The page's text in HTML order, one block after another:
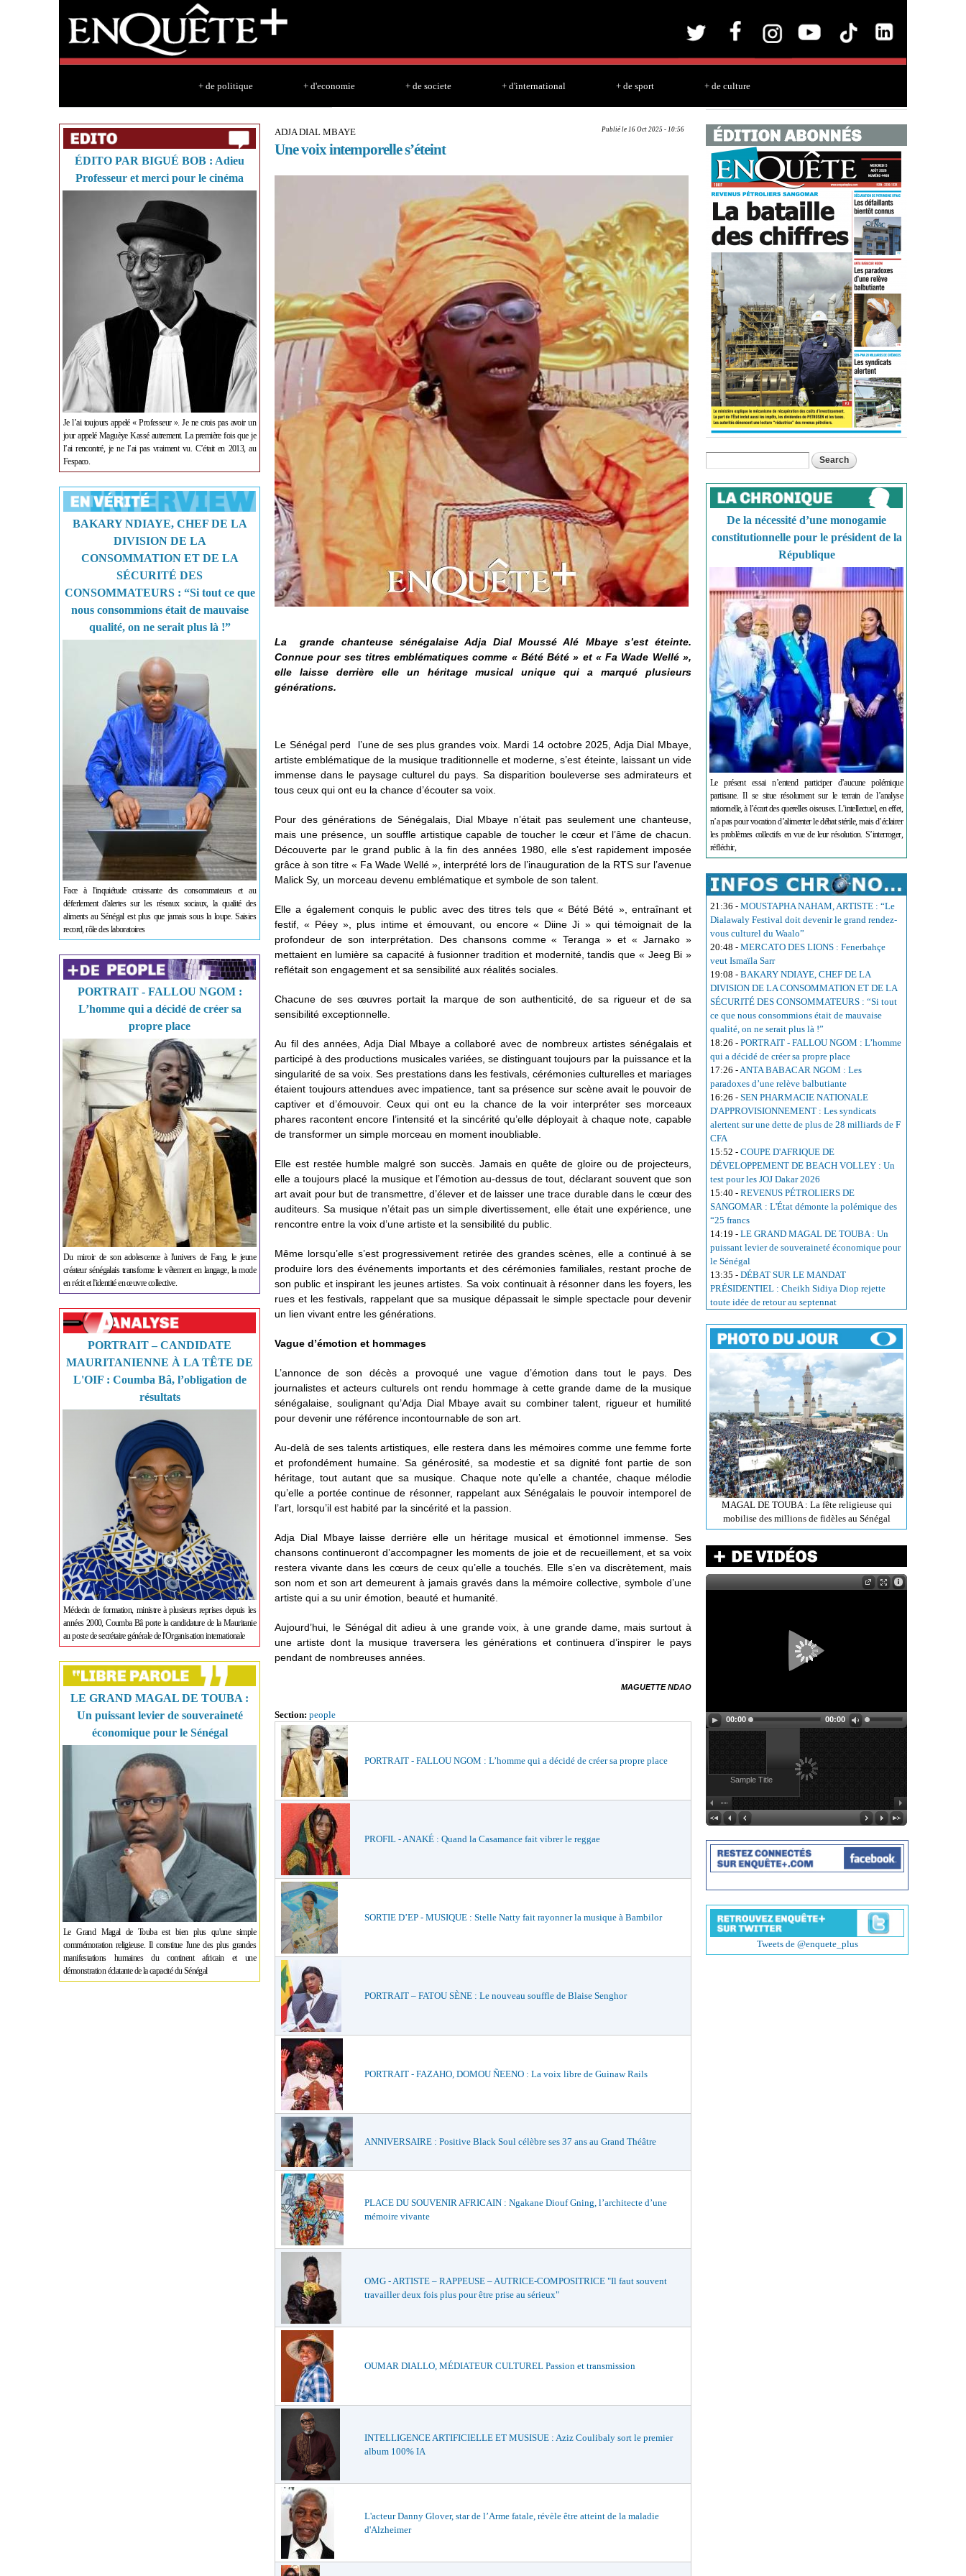
+ de politique + d'economie + de societe + d'international + de sport + de culture
ÉDITO PAR BIGUÉ BOB : Adieu
Professeur et merci pour le cinéma
Je l’ai toujours appelé « Professeur ». Je ne crois pas avoir un
jour appelé Maguèye Kassé autrement. La première fois que je
l’ai rencontré, je ne l’ai pas vraiment vu. C’était en 2013, au
Fespaco.
BAKARY NDIAYE, CHEF DE LA
DIVISION DE LA
CONSOMMATION ET DE LA
SÉCURITÉ DES
CONSOMMATEURS : “Si tout ce que
nous consommions était de mauvaise
qualité, on ne serait plus là !”
Face à l'inquiétude croissante des consommateurs et au
déferlement d'alertes sur les réseaux sociaux, la qualité des
aliments au Sénégal est plus que jamais sous la loupe. Saisies
record, rôle des laboratoires
PORTRAIT - FALLOU NGOM :
L’homme qui a décidé de créer sa
propre place
Du miroir de son adolescence à l'univers de Fang, le jeune
créateur sénégalais transforme le vêtement en langage, la mode
en récit et l'identité en œuvre collective.
PORTRAIT – CANDIDATE
MAURITANIENNE À LA TÊTE DE
L'OIF : Coumba Bâ, l’obligation de
résultats
Médecin de formation, ministre à plusieurs reprises depuis les
années 2000, Coumba Bâ porte la candidature de la Mauritanie
au poste de secrétaire générale de l'Organisation internationale
LE GRAND MAGAL DE TOUBA :
Un puissant levier de souveraineté
économique pour le Sénégal
Le Grand Magal de Touba est bien plus qu'une simple
commémoration religieuse. Il constitue l'une des plus grandes
manifestations humaines du continent africain et une
démonstration éclatante de la capacité du Sénégal
Publié le 16 Oct 2025 - 10:56
ADJA DIAL MBAYE
Une voix intemporelle s’éteint
La grande chanteuse sénégalaise Adja Dial Moussé Alé Mbaye s’est éteinte.
Connue pour ses titres emblématiques comme « Bété Bété » et « Fa Wade Wellé »,
elle laisse derrière elle un héritage musical unique qui a marqué plusieurs
générations.
Le Sénégal perd l’une de ses plus grandes voix. Mardi 14 octobre 2025, Adja Dial Mbaye,
artiste emblématique de la musique traditionnelle et moderne, s’est éteinte, laissant un vide
immense dans le paysage culturel du pays. Sa disparition bouleverse ses admirateurs et
tous ceux qui ont eu la chance d’écouter sa voix.
Pour des générations de Sénégalais, Dial Mbaye n’était pas seulement une chanteuse,
mais une présence, un souffle artistique capable de toucher le cœur et l’âme de chacun.
Découverte par le grand public à la fin des années 1980, elle s’est rapidement imposée
grâce à son titre « Fa Wade Wellé », interprété lors de l’inauguration de la RTS sur l’avenue
Malick Sy, un morceau devenu emblématique et symbole de son talent.
Elle a également conquis le public avec des titres tels que « Bété Bété », entraînant et
festif, « Péey », plus intime et émouvant, ou encore « Diine Ji » qui témoignait de la
profondeur de son interprétation. Des chansons comme « Teranga » et « Jarnako »
mettaient en lumière sa capacité à fusionner tradition et modernité, tandis que « Jeeg Bi »
reflétait son engagement et sa sensibilité aux réalités sociales.
Chacune de ses œuvres portait la marque de son authenticité, de sa rigueur et de sa
sensibilité exceptionnelle.
Au fil des années, Adja Dial Mbaye a collaboré avec de nombreux artistes sénégalais et
participé à des productions musicales variées, se distinguant toujours par la puissance et la
singularité de sa voix. Ses prestations dans les festivals, cérémonies culturelles et mariages
étaient toujours attendues avec impatience, tant sa présence sur scène avait le pouvoir de
captiver et d’émouvoir. Ceux qui ont eu la chance de la voir interpréter ses morceaux
phares racontent encore l’intensité et la sincérité qu’elle déployait à chaque note, capable
de transformer un simple morceau en moment inoubliable.
Elle est restée humble malgré son succès. Jamais en quête de gloire ou de projecteurs,
elle a toujours placé la musique et l’émotion au-dessus de tout, déclarant souvent que son
art avait pour but de transmettre, d’élever et de laisser une trace durable dans le cœur des
auditeurs. Sa musique n’était pas un simple divertissement, elle était une expérience, une
rencontre entre la voix d’une artiste et la sensibilité du public.
Même lorsqu’elle s’est progressivement retirée des grandes scènes, elle a continué à se
produire lors des événements importants et des cérémonies familiales, restant proche de
son public et inspirant les jeunes artistes. Sa voix continuait à résonner dans les foyers, les
rues et les festivals, rappelant que sa musique dépassait le simple spectacle pour devenir
un lien vivant entre les générations.
Vague d’émotion et hommages
L’annonce de son décès a provoqué une vague d’émotion dans tout le pays. Des
journalistes et acteurs culturels ont rendu hommage à cette grande dame de la musique
sénégalaise, soulignant qu’Adja Dial Mbaye avait su combiner talent, rigueur et humilité
pour devenir une référence incontournable de son art.
Au-delà de ses talents artistiques, elle restera dans les mémoires comme une femme forte
et profondément humaine. Sa générosité, sa modestie et sa dignité font partie de son
héritage, tout autant que sa musique. Chaque note qu’elle a chantée, chaque mélodie
qu’elle a portée continue de résonner, rappelant aux Sénégalais le pouvoir intemporel de
l’art, lorsqu’il est habité par la sincérité et la passion.
Adja Dial Mbaye laisse derrière elle un héritage musical et émotionnel immense. Ses
chansons continueront d’accompagner les moments de joie et de recueillement, et sa voix
restera vivante dans les cœurs de ceux qu’elle a touchés. Elle s’en va discrètement, mais
son nom et son art demeurent à jamais gravés dans la mémoire collective, symbole d’une
artiste qui a su unir émotion, beauté et humanité.
Aujourd’hui, le Sénégal dit adieu à une grande voix, à une grande dame, mais surtout à
une artiste dont la musique traversera les générations et continuera d’inspirer le pays
pendant de nombreuses années.
MAGUETTE NDAO
Section: people
PORTRAIT - FALLOU NGOM : L’homme qui a décidé de créer sa propre place
PROFIL - ANAKÉ : Quand la Casamance fait vibrer le reggae
SORTIE D’EP - MUSIQUE : Stelle Natty fait rayonner la musique à Bambilor
PORTRAIT – FATOU SÈNE : Le nouveau souffle de Blaise Senghor
PORTRAIT - FAZAHO, DOMOU ÑEENO : La voix libre de Guinaw Rails
ANNIVERSAIRE : Positive Black Soul célèbre ses 37 ans au Grand Théâtre
PLACE DU SOUVENIR AFRICAIN : Ngakane Diouf Gning, l’architecte d’une
mémoire vivante
OMG - ARTISTE – RAPPEUSE – AUTRICE-COMPOSITRICE "Il faut souvent
travailler deux fois plus pour être prise au sérieux"
OUMAR DIALLO, MÉDIATEUR CULTUREL Passion et transmission
INTELLIGENCE ARTIFICIELLE ET MUSISUE : Aziz Coulibaly sort le premier
album 100% IA
L'acteur Danny Glover, star de l’Arme fatale, révèle être atteint de la maladie
d'Alzheimer
Search form
De la nécessité d’une monogamie
constitutionnelle pour le président de la
République
Le présent essai n’entend participer d’aucune polémique
partisane. Il se situe résolument sur le terrain de l’analyse
rationnelle, à l’écart des querelles oiseuses. L’intellectuel, en effet,
n’a pas pour vocation d’alimenter le débat stérile, mais d’éclairer
les problèmes collectifs en vue de leur résolution. S’interroger,
réfléchir,
21:36 - MOUSTAPHA NAHAM, ARTISTE : “Le
Dialawaly Festival doit devenir le grand rendez-
vous culturel du Waalo”
20:48 - MERCATO DES LIONS : Fenerbahçe
veut Ismaïla Sarr
19:08 - BAKARY NDIAYE, CHEF DE LA
DIVISION DE LA CONSOMMATION ET DE LA
SÉCURITÉ DES CONSOMMATEURS : “Si tout
ce que nous consommions était de mauvaise
qualité, on ne serait plus là !”
18:26 - PORTRAIT - FALLOU NGOM : L’homme
qui a décidé de créer sa propre place
17:26 -ANTA BABACAR NGOM : Les
paradoxes d’une relève balbutiante
16:26 - SEN PHARMACIE NATIONALE
D'APPROVISIONNEMENT : Les syndicats
alertent sur une dette de plus de 28 milliards de F
CFA
15:52 - COUPE D'AFRIQUE DE
DÉVELOPPEMENT DE BEACH VOLLEY : Un
test pour les JOJ Dakar 2026
15:40 - REVENUS PÉTROLIERS DE
SANGOMAR : L'État démonte la polémique des
“25 francs
14:19 - LE GRAND MAGAL DE TOUBA : Un
puissant levier de souveraineté économique pour
le Sénégal
13:35 - DÉBAT SUR LE MANDAT
PRÉSIDENTIEL : Cheikh Sidiya Diop rejette
toute idée de retour au septennat
MAGAL DE TOUBA : La fête religieuse qui
mobilise des millions de fidèles au Sénégal
00:00 00:00
Sample Title
Tweets de @enquete_plus